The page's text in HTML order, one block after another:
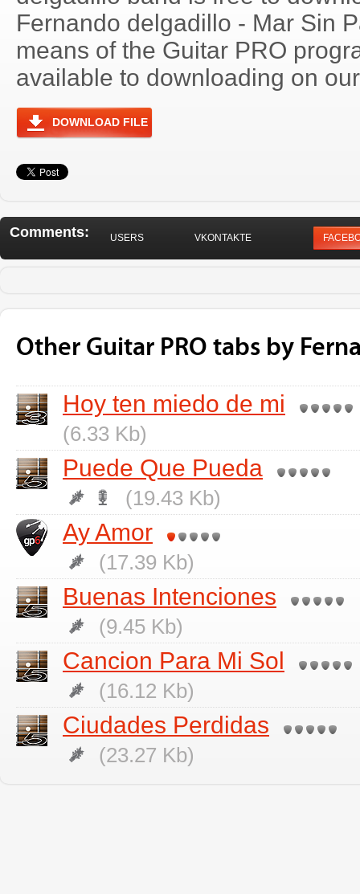
Fernando delgadillo - Mar Sin
means of the Guitar PRO
available to downloading on
DOWNLOAD FILE
Comments: USERS VKONTAKTE
Other Guitar PRO tabs by
Hoy ten miedo de mi
(6.33 Kb)
Puede Que Pueda
(19.43 Kb)
Ay Amor
(17.39 Kb)
Buenas Intenciones
(9.45 Kb)
Cancion Para Mi Sol
(16.12 Kb)
Ciudades Perdidas
(23.27 Kb)